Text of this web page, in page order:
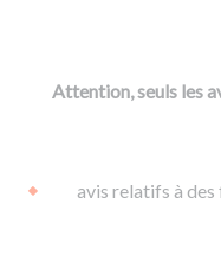
Attention, seuls les
avis relatifs à